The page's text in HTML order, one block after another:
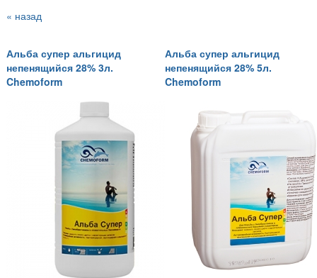
« назад
Альба супер альгицид
непенящийся 28% 3л.
Chemoform
Альба супер альгицид
непенящийся 28% 5л.
Chemoform